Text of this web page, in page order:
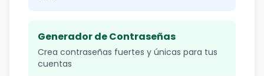
Generador de Contraseñas
Crea contraseñas fuertes y únicas para tus
cuentas